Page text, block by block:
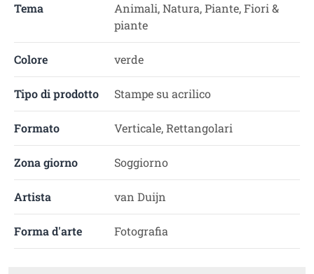
Tema
Animali, Natura, Piante, Fiori &
piante
Colore verde
Tipo di prodotto Stampe su acrilico
Formato Verticale, Rettangolari
Zona giorno Soggiorno
Artista van Duijn
Forma d'arte Fotografia